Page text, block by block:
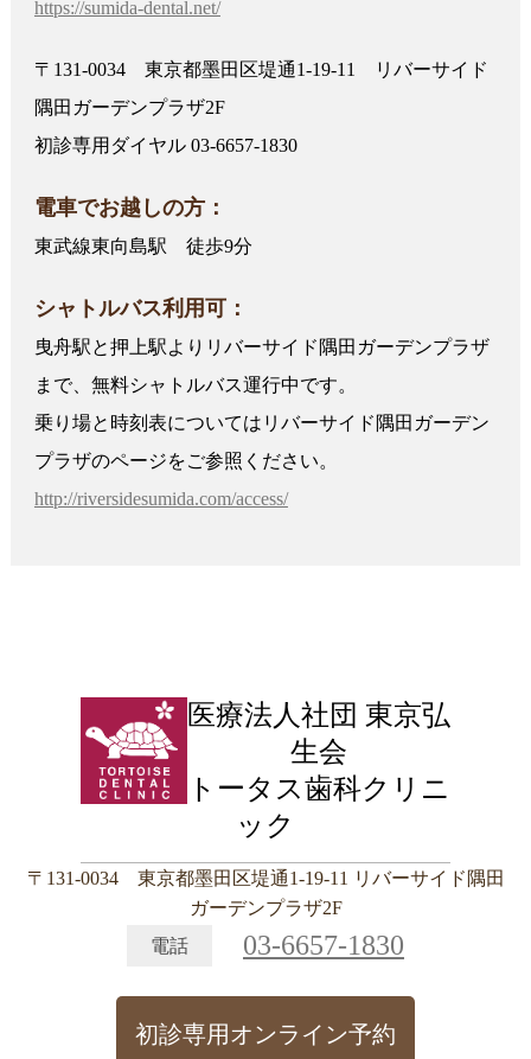
https://sumida-dental.net/
〒131-0034 東京都墨田区堤通1-19-11 リバーサイド
隅田ガーデンプラザ2F
初診専用ダイヤル 03-6657-1830
電車でお越しの方：
東武線東向島駅 徒歩9分
シャトルバス利用可：
曳舟駅と押上駅よりリバーサイド隅田ガーデンプラザ
まで、無料シャトルバス運行中です。
乗り場と時刻表についてはリバーサイド隅田ガーデン
プラザのページをご参照ください。
http://riversidesumida.com/access/
医療法人社団 東京弘
生会
トータス歯科クリニ
ック
〒131-0034 東京都墨田区堤通1-19-11 リバーサイド隅田
ガーデンプラザ2F
電話
03-6657-1830
初診専用オンライン予約